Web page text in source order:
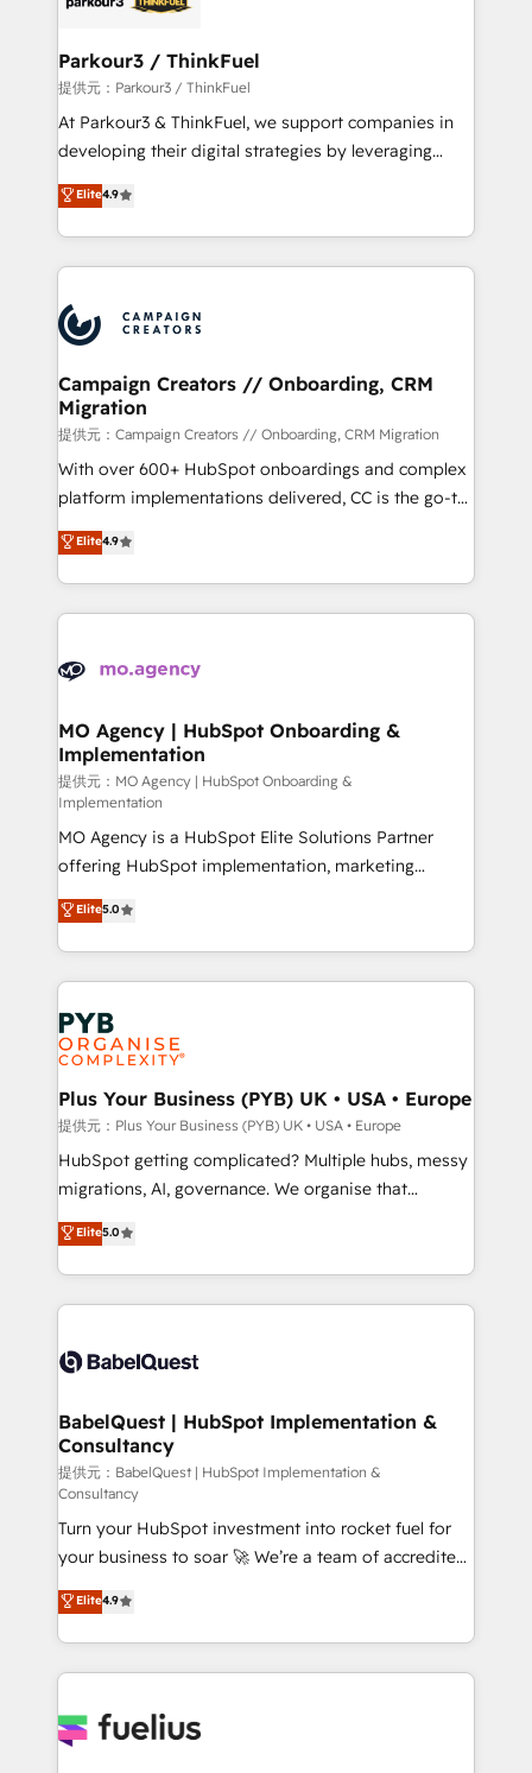
companies scale faster and smarter. 🔹 BOOMS:
Demand generation for all your buyers With BOOMS,
you invest in 100% of your buyers, accelerating your
growth and positioning yourself as an undisputed
transformation process A methodology designed to
implement HubSpot effectively and optimize your
record of business transformation, our growth-first
approach has helped brands dominate their
Parkour3 / ThinkFuel
提供元：Parkour3 / ThinkFuel
At Parkour3 & ThinkFuel, we support companies in
developing their digital strategies by leveraging
technologies and automating their marketing and
sales processes to generate growth. Our offer spans
from Strategy to Operations. We specialize in CRM
onboarding and implementation, web design, sales
extensive experience working with tech companies
and manufacturers since 2002, we are committed to
empowering our clients and developing their
autonomy. Get to grips with HubSpot through
guided implementation and seamless integration of
the CRM platform into your digital ecosystem. Would
you like support in deploying your inbound
to your needs and sales objectives. With 125+
certifications, we are part of the most certified
services are offered in both English & French.
Elite4.9
Campaign Creators // Onboarding, CRM
Migration
提供元：Campaign Creators // Onboarding, CRM Migration
With over 600+ HubSpot onboardings and complex
platform implementations delivered, CC is the go-to
Elite Solutions Partner for businesses ready to
migrate, replatform, and scale smarter. We specialize
in high-impact CRM and CMS migrations and
onboarding from platforms like Salesforce, NetSuite,
WordPress and legacy CRMs, turning fragmented
architectures that accelerate revenue operations and
performance. - Multi-object CRM migration, cleanup,
and implementation. - Pre-built and custom
integrations across your full tech stack. - Custom
object setup, CMS builds, and full-funnel automation.
- Dashboards, lifecycle campaigns, and lead
nurturing sequences. - Cross-hub setup across
Marketing, Sales, Operations, and Service Hubs. -
Ongoing optimization, managed support, and
scalable retainers. Let’s make HubSpot your most
powerful growth engine. Built to convert, scale, and
drive results.
Elite4.9
MO Agency | HubSpot Onboarding &
Implementation
提供元：MO Agency | HubSpot Onboarding &
Implementation
MO Agency is a HubSpot Elite Solutions Partner
offering HubSpot implementation, marketing
automation, CRM and RevOps consulting, B2B SEO,
paid media, content marketing, AEO and GEO (AI
search optimisation), and HubSpot Content Hub and
WordPress development. We work with enterprise
and growth-led companies across technology,
professional services, financial services and
industrial sectors. Offices in Johannesburg, Cape
Town, Dubai & London. 500+ HubSpot CRM
implementations delivered. AI visibility coverage
across ChatGPT, Claude, Perplexity, Gemini and
Google AI Overviews. HubSpot Impact Award -
Innovation HubSpot Impact Award - Platform
Migration Excellence HubSpot Impact Award -
accreditations with HubSpot.
Elite5.0
Plus Your Business (PYB) UK • USA • Europe
提供元：Plus Your Business (PYB) UK • USA • Europe
HubSpot getting complicated? Multiple hubs, messy
migrations, AI, governance. We organise that
complexity, so your team can put HubSpot to work...
Welcome to our Profile! We help with: • CRM
implementation, reports, workflows, and team
training • CRM migration from Salesforce, Pipedrive,
custom API integrations • AI governance for
Boutique 'Elite' team of 12 • 150+ clients across Sales
Hub, Marketing Hub, Service Hub, Data Hub and
CMS • ISO/IEC 27001:2022, ISO 9001:2015, and ISO
42001:2023 certified - the AI management standard •
GuardHub: our AI governance framework, built on
ISO 42001 Ready for the next step? Click the 👈
'𝗖𝗼𝗻𝘁𝗮𝗰𝘁 𝗯𝘂𝘀𝗶𝗻𝗲𝘀𝘀' button to get in touch (𝘸𝘦'𝘳𝘦
𝘴𝘶𝘱𝘦𝘳 𝘳𝘦𝘴𝘱𝘰𝘯𝘴𝘪𝘷𝘦)
Elite5.0
BabelQuest | HubSpot Implementation &
Consultancy
提供元：BabelQuest | HubSpot Implementation &
Consultancy
Turn your HubSpot investment into rocket fuel for
your business to soar 🚀 We’re a team of accredited
HubSpot experts ready to help you. We can
implement the platform into complex business
environments, optimise what you've got and make
sure you can actually use it, build your website in
for you and execute it on HubSpot. We are on the
Elite4.9